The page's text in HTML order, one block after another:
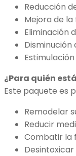
Reducción
Mejora de
Eliminación
Disminución
¿Para quién
Este paquete es
Remodelar
Reducir
Combatir la